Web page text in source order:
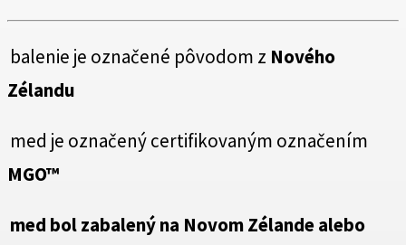
balenie je označené pôvodom z Nového
Zélandu
med je označený certifikovaným označením
MGO™
med bol zabalený na Novom Zélande alebo